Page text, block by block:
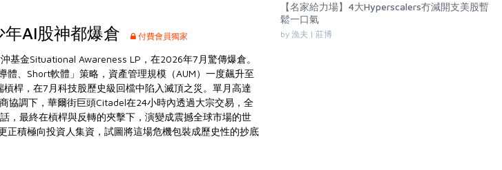
AI股神都爆倉 付費會員獨家
基金Situational Awareness LP，在2026年7月驚傳爆倉。
、Short軟體」策略，資產管理規模（AUM）一度飆升至
桿，在7月科技股歷史級回檔中陷入滅頂之災。單月高達
協調下，華爾街巨頭Citadel在24小時內透過大宗交易，全
，最終在槓桿與反轉的夾擊下，演變成震撼全球市場的世
積極向投資人集資，試圖將這場危機包裝成歷史性的抄底
【名家給力場】4大Hyperscalers冇減開支美股暫
鬆一口氣
by 漁夫 | 莊博